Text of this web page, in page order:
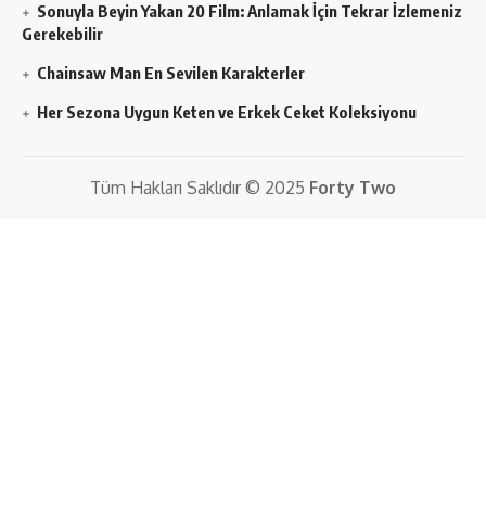
Sonuyla Beyin Yakan 20 Film: Anlamak İçin Tekrar İzlemeniz
Gerekebilir
Chainsaw Man En Sevilen Karakterler
Her Sezona Uygun Keten ve Erkek Ceket Koleksiyonu
Tüm Hakları Saklıdır © 2025 Forty Two